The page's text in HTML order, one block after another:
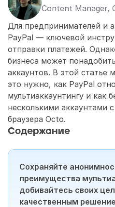
Content Manager,
Для предпринимателей и
PayPal — ключевой
отправки платежей.
бизнеса может
аккаунтов. В этой статье
это нужно, как PayPal
мультиаккаунтингу и как
несколькими аккаунтами
браузера Octo.
Содержание
Сохраняйте
преимущества
добивайтесь своих
качественным